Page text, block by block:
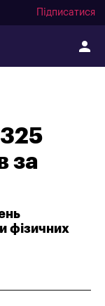
Підписатися
за
фізичних